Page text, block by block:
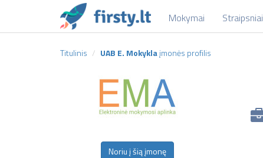
Mokymai Straipsniai
Titulinis UAB E. Mokyklaįmonės profilis
Noriu į šią įmonę